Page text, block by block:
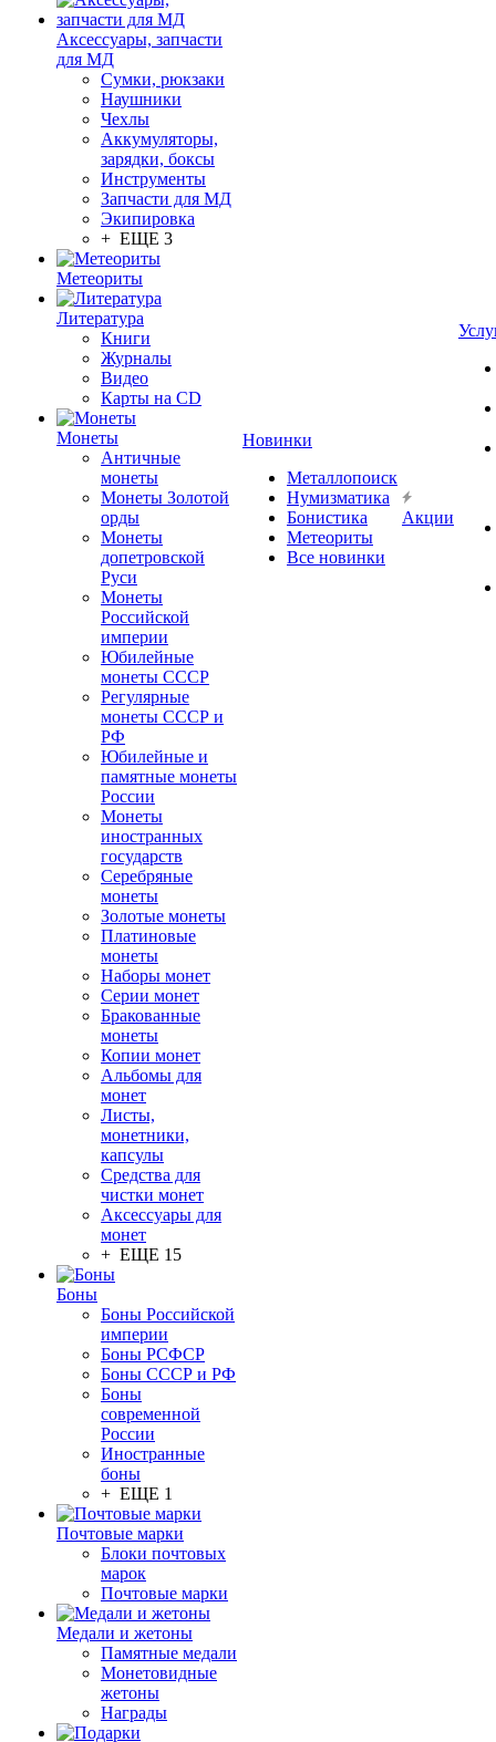
Аксессуары, запчасти
для МД
Сумки, рюкзаки
Наушники
Чехлы
Аккумуляторы,
зарядки, боксы
Инструменты
Запчасти для МД
Экипировка
+ ЕЩЕ 3
Метеориты
Литература
Книги
Журналы
Видео
Карты на CD
Монеты
Античные
монеты
Монеты Золотой
орды
Монеты
допетровской
Руси
Монеты
Российской
империи
Юбилейные
монеты СССР
Регулярные
монеты СССР и
РФ
Юбилейные и
памятные монеты
России
Монеты
иностранных
государств
Серебряные
монеты
Золотые монеты
Платиновые
монеты
Наборы монет
Серии монет
Бракованные
монеты
Копии монет
Альбомы для
монет
Листы,
монетники,
капсулы
Средства для
чистки монет
Аксессуары для
монет
+ ЕЩЕ 15
Боны
Боны Российской
империи
Боны РСФСР
Боны СССР и РФ
Боны
современной
России
Иностранные
боны
+ ЕЩЕ 1
Почтовые марки
Блоки почтовых
марок
Почтовые марки
Медали и жетоны
Памятные медали
Монетовидные
жетоны
Награды
Новинки
Металлопоиск
Нумизматика
Бонистика
Метеориты
Все новинки
Акции